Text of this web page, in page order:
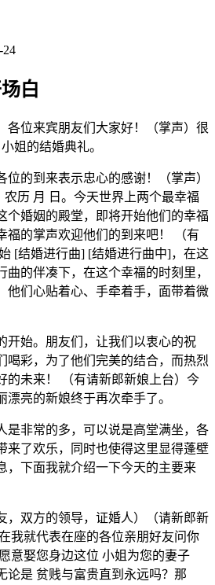
24
白
各位来宾朋友们大家好！（掌声）很
姐的结婚典礼。
的到来表示忠心的感谢！（掌声）
历 月 日。今天世界上两个最幸福
个婚姻的殿堂，即将开始他们的幸福
福的掌声欢迎他们的到来吧！ （有
[结婚进行曲] [结婚进行曲中]，在这
的伴凑下，在这个幸福的时刻里，
他们心贴着心、手牵着手，面带着微
开始。朋友们，让我们以衷心的祝
喝彩，为了他们完美的结合，而热烈
的未来！ （有请新郎新娘上台）今
亮的新娘终于再次牵手了。
是非常的多，可以说是高堂满坐，各
来了欢乐，同时也使得这里显得蓬壁
，下面我就介绍一下今天的主要来
，双方的领导，证婚人）（请新郎新
我就代表在座的各位亲朋好友问你
意娶您身边这位 小姐为您的妻子
论是 贫贱与富贵直到永远吗？那